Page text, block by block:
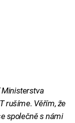
Ministerstva
rušíme. Věřím, že
společně s námi